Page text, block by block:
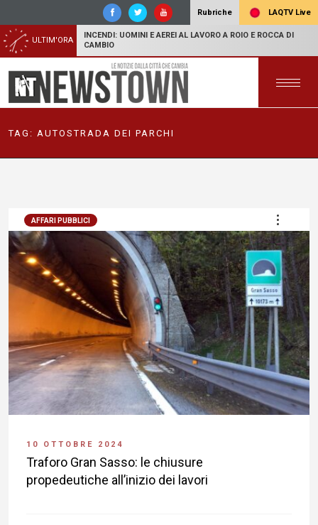
Rubriche LAQTV Live
ULTIM'ORA
INCENDI: UOMINI E AEREI AL LAVORO A ROIO E ROCCA DI
CAMBIO
TAG: AUTOSTRADA DEI PARCHI
AFFARI PUBBLICI
10 OTTOBRE 2024
Traforo Gran Sasso: le chiusure
propedeutiche all’inizio dei lavori